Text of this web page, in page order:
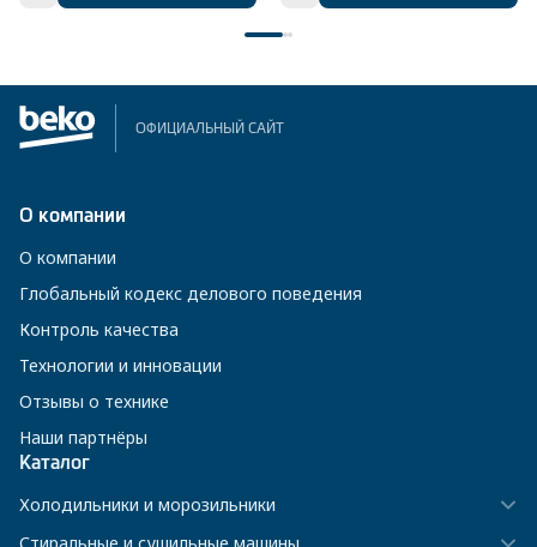
ОФИЦИАЛЬНЫЙ САЙТ
О компании
О компании
Глобальный кодекс делового поведения
Контроль качества
Технологии и инновации
Отзывы о технике
Наши партнёры
Каталог
Холодильники и морозильники